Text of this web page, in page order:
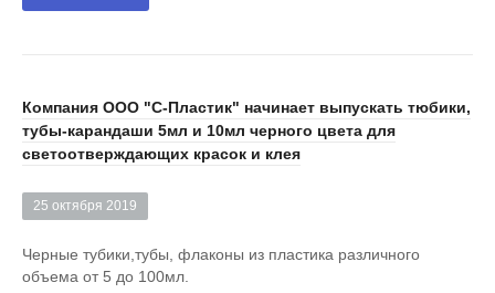
Компания ООО "С-Пластик" начинает выпускать тюбики,
тубы-карандаши 5мл и 10мл черного цвета для
светоотверждающих красок и клея
25 октября 2019
Черные тубики,тубы, флаконы из пластика различного
объема от 5 до 100мл.